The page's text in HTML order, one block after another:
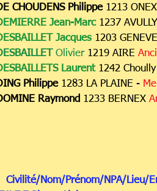
CHOUDENS Philippe 1213 ONEX
Jean-Marc 1237 AVULLY
Jacques 1203 GENEVE
LLET Olivier 1219 AIRE
Laurent 1242 Choully
Philippe 1283 LA PLAINE -
Raymond 1233 BERNEX
Civilité/Nom/Prénom/NPA/Lieu/